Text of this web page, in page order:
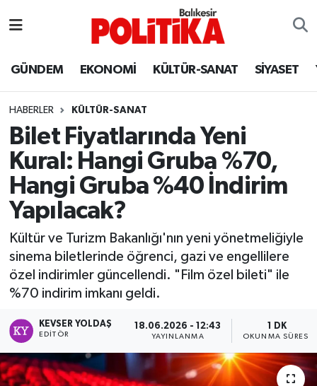
GÜNDEM EKONOMİ KÜLTÜR-SANAT SİYASET
HABERLER KÜLTÜR-SANAT
Bilet Fiyatlarında Yeni
Kural: Hangi Gruba %70,
Hangi Gruba %40 İndirim
Yapılacak?
Kültür ve Turizm Bakanlığı'nın yeni yönetmeliğiyle
sinema biletlerinde öğrenci, gazi ve engellilere
özel indirimler güncellendi. "Film özel bileti" ile
%70 indirim imkanı geldi.
KEVSER YOLDAŞ
EDITÖR
18.06.2026 - 12:43
YAYINLANMA
1 DK
OKUNMA SÜRESI
Ayvalık
Balya
Bandırma
Bigadiç
BİYOGRAFİLER
Burhaniye
Dursunbey
Balıkesir Hava Durumu
Balıkesir Namaz Vakitleri
Balıkesir Trafik Yoğunluk Haritası
Süper Lig Puan Durumu ve Fikstür
Tüm Manşetler
Son Dakika Haberleri